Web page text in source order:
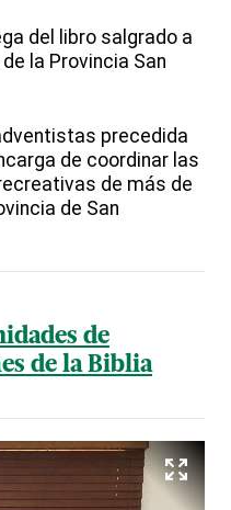
del libro salgrado a
la Provincia San
precedida
de coordinar las
de más de
de San
de
de la Biblia